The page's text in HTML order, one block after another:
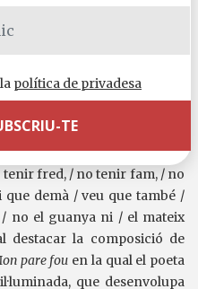
convencions interpretatives
que ben sovint Casasses ha
seus poemaris anteriors.
brillant amb una especial
que li permeten un to
líric, com al poemaEpicur,
tenir fred, / no tenir fam, / no
demà / veu que també /
/ no el guanya ni / el mateix
destacar la composició de
pare fou en la qual el poeta
que desenvolupa
política de privadesa